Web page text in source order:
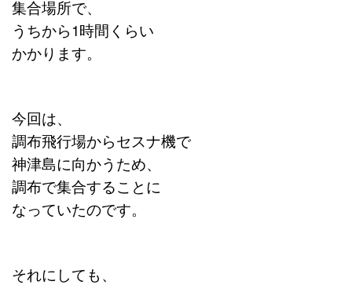
集合場所で、
うちから1時間くらい
かかります。
今回は、
調布飛行場からセスナ機で
神津島に向かうため、
調布で集合することに
なっていたのです。
それにしても、